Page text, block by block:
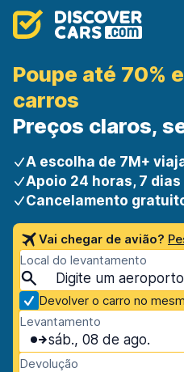
Poupe até 70%
carros
Preços claros,
A escolha de 7M+
Apoio 24 horas, 7
Cancelamento
Vai chegar de avião?
Local do levantamento
Devolver o carro no
Levantamento
sáb., 08 de ago.
Devolução